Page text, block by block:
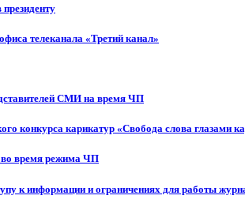
телеканала «Третий канал»
СМИ на время ЧП
конкурса карикатур «Свобода слова глазами
во время режима ЧП
к информации и ограничениях для работы